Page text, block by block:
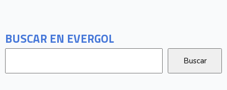
BUSCAR EN EVERGOL